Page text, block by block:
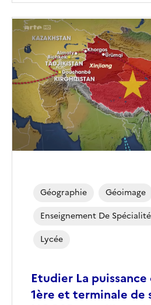
Etudier La
1ère et terminale de
Géographie
Géoimage
Enseignement De Spécialité
Lycée
Image
couverture
(conseillée)